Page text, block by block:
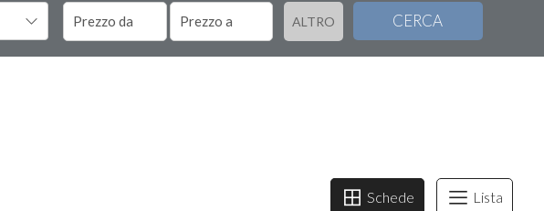
ALTRO CERCA
Schede Lista